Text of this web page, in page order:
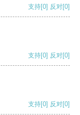
支持[0] 反对[0]
支持[0] 反对[0]
支持[0] 反对[0]